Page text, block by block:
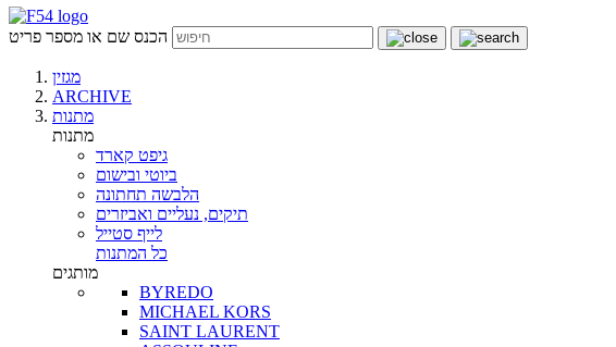
הכנס שם או מספר פריט
מגזין
ARCHIVE
מתנות
מתנות
גיפט קארד
ביוטי ובישום
הלבשה תחתונה
תיקים, נעליים ואביזרים
לייף סטייל
כל המתנות
מותגים
BYREDO
MICHAEL KORS
SAINT LAURENT